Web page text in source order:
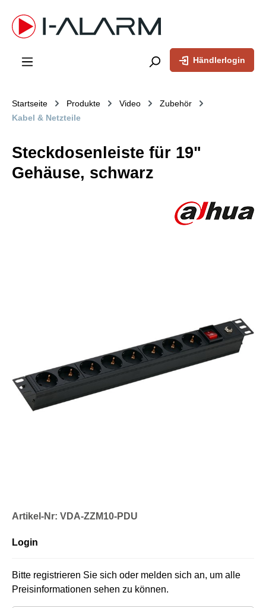
springen
Händlerlogin
Startseite Produkte Video
Zubehör
Kabel & Netzteile
Steckdosenleiste für 19"
Gehäuse, schwarz
Artikel-Nr: VDA-ZZM10-PDU
Login
Bitte registrieren Sie sich oder melden sich an, um alle
Preisinformationen sehen zu können.